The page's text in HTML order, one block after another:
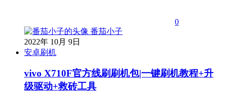
0
番茄小子
2022年 10月 9日
安卓刷机
vivo X710F官方线刷刷机包|一键刷机教程+升
级驱动+救砖工具